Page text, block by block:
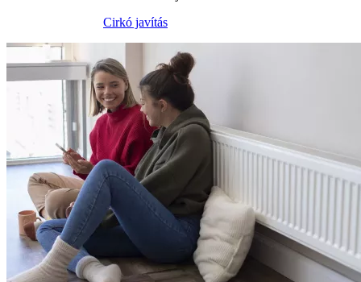
Cirkó javítás